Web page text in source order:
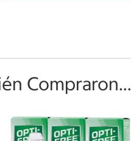
Compraron...